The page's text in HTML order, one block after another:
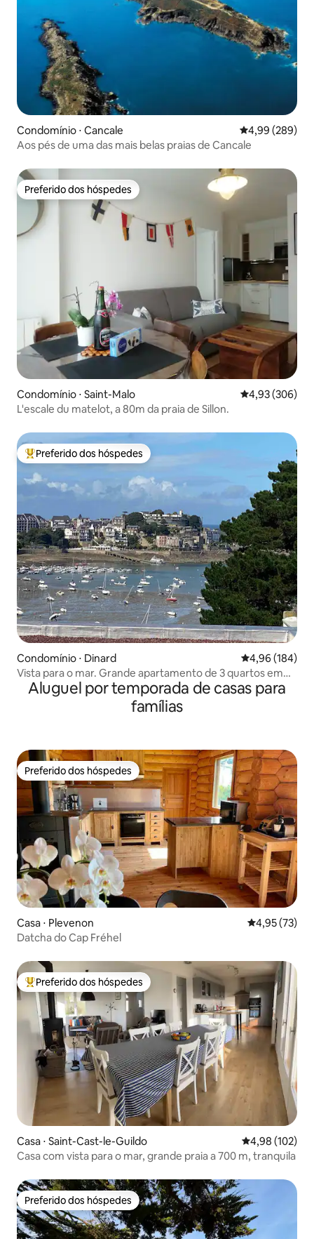
Condomínio ⋅ Cancale 4,99 de uma
4,99 (289)
Aos pés de uma das mais belas praias de Cancale
Preferido dos hóspedes
Preferido dos hóspedes
Condomínio ⋅ Saint-Malo 4,93 de uma
4,93 (306)
L'escale du matelot, a 80m da praia de Sillon.
Entre os melhores preferidos dos hóspedes
Preferido dos hóspedes
Condomínio ⋅ Dinard 4,96 de uma
4,96 (184)
Vista para o mar. Grande apartamento de 3 quartos em
Dinard
Aluguel por temporada de casas para
famílias
Preferido dos hóspedes
Preferido dos hóspedes
Casa ⋅ Plevenon 4,95 de uma
4,95 (73)
Datcha do Cap Fréhel
Entre os melhores preferidos dos hóspedes
Preferido dos hóspedes
Casa ⋅ Saint-Cast-le-Guildo 4,98 de uma
4,98 (102)
Casa com vista para o mar, grande praia a 700 m, tranquila
Preferido dos hóspedes
Preferido dos hóspedes